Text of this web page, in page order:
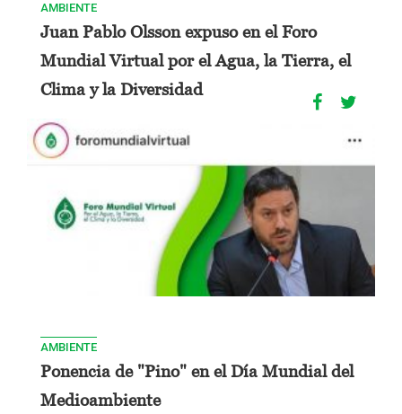
AMBIENTE
Juan Pablo Olsson expuso en el Foro
Mundial Virtual por el Agua, la Tierra, el
Clima y la Diversidad
AMBIENTE
Ponencia de "Pino" en el Día Mundial del
Medioambiente